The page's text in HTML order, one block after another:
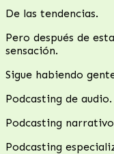
De las tendencias.
Pero después de
sensación.
Sigue habiendo
Podcasting de audio.
Podcasting
Podcasting